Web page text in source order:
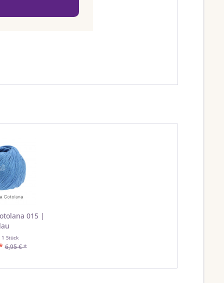
015 |
1 Stück
6,95 € *